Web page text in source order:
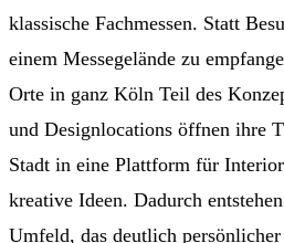
klassische Fachmessen. Statt
einem Messegelände zu
Orte in ganz Köln Teil des
und Designlocations öffnen ihre
Stadt in eine Plattform für
kreative Ideen. Dadurch
Umfeld, das deutlich